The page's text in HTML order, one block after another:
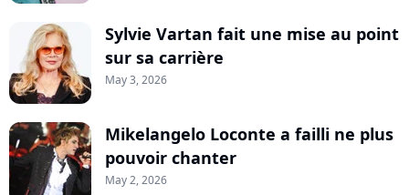
Sylvie Vartan fait une mise au point
sur sa carrière
May 3, 2026
Mikelangelo Loconte a failli ne plus
pouvoir chanter
May 2, 2026